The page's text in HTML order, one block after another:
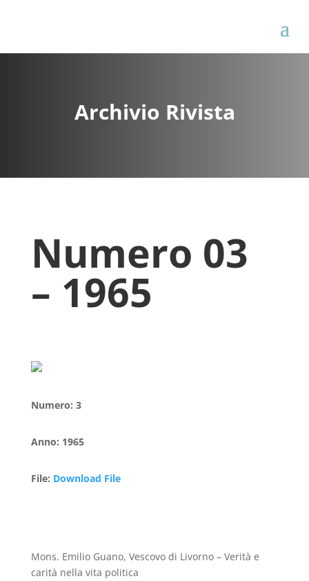
Archivio Rivista
Numero 03
– 1965
Numero: 3
Anno: 1965
File: Download File
Mons. Emilio Guano, Vescovo di Livorno – Verità e
carità nella vita politica